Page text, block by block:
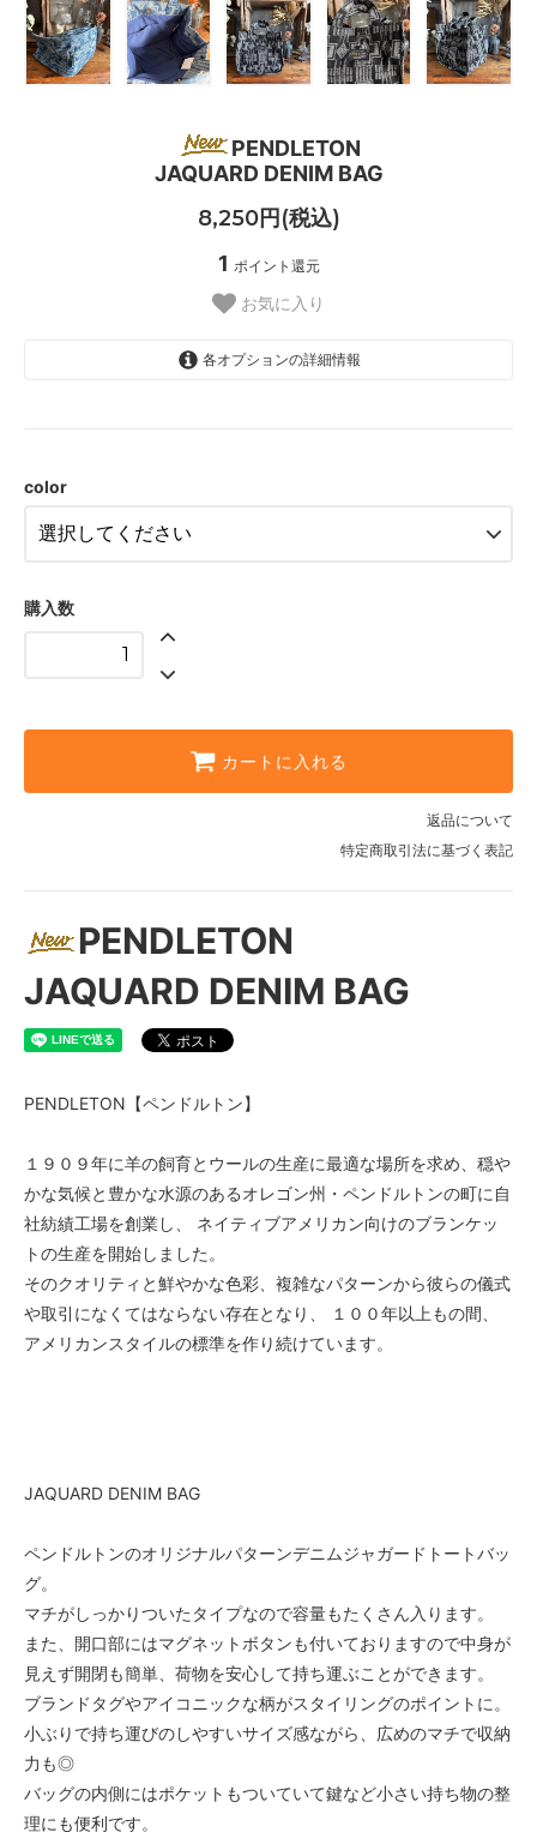
PENDLETON
JAQUARD DENIM BAG
8,250円(税込)
1 ポイント還元
お気に入り
各オプションの詳細情報
color
購入数
カートに入れる
返品について
特定商取引法に基づく表記
PENDLETON
JAQUARD DENIM BAG
PENDLETON【ペンドルトン】
１９０９年に羊の飼育とウールの生産に最適な場所を求め、穏や
かな気候と豊かな水源のあるオレゴン州・ペンドルトンの町に自
社紡績工場を創業し、 ネイティブアメリカン向けのブランケッ
トの生産を開始しました。
そのクオリティと鮮やかな色彩、複雑なパターンから彼らの儀式
や取引になくてはならない存在となり、 １００年以上もの間、
アメリカンスタイルの標準を作り続けています。
JAQUARD DENIM BAG
ペンドルトンのオリジナルパターンデニムジャガードトートバッ
グ。
マチがしっかりついたタイプなので容量もたくさん入ります。
また、開口部にはマグネットボタンも付いておりますので中身が
見えず開閉も簡単、荷物を安心して持ち運ぶことができます。
ブランドタグやアイコニックな柄がスタイリングのポイントに。
小ぶりで持ち運びのしやすいサイズ感ながら、広めのマチで収納
力も◎
バッグの内側にはポケットもついていて鍵など小さい持ち物の整
理にも便利です。